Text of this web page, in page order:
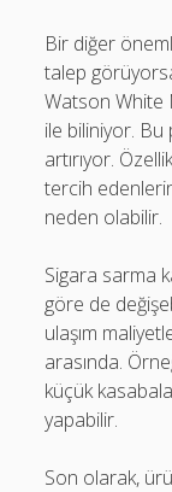
Bir diğer
talep
Watson White
ile biliniyor.
artırıyor.
tercih
neden olabilir.
Sigara sarma
göre de
ulaşım
arasında.
küçük
yapabilir.
Son olarak,